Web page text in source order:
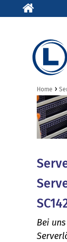
Home ›
Bei